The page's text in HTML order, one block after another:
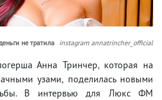
не тратила instagram annatrincher_official
Анна Тринчер, которая на
узами, поделилась новыми
В интервью для Люкс ФМ